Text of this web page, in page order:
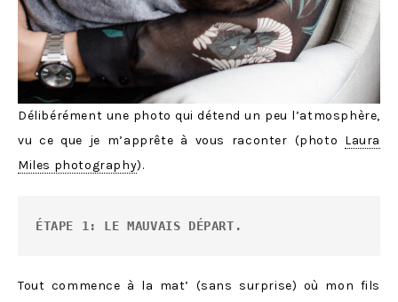
Délibérément une photo qui détend un peu l’atmosphère,
vu ce que je m’apprête à vous raconter (photo Laura
Miles photography).
ÉTAPE 1: LE MAUVAIS DÉPART.
Tout commence à la mat’ (sans surprise) où mon fils